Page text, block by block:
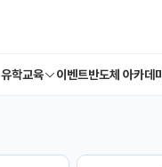
유학교육 이벤트반도체 아카데미